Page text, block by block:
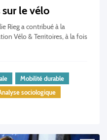
le vélo
Rieg a contribué à la
Vélo & Territoires, à la fois
Mobilité durable
sociologique